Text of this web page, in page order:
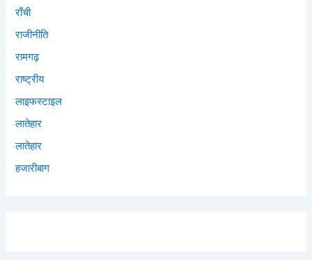
राँची
राजीनीति
रामगढ़
राष्ट्रीय
लाइफस्टाइल
लातेहार
लातेहार
हजारीबाग